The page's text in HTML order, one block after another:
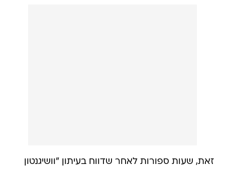
זאת, שעות ספורות לאחר שדווח בעיתון "וושיגנטון